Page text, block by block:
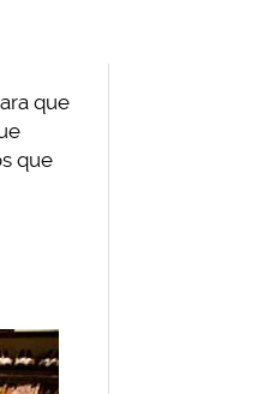
que
que